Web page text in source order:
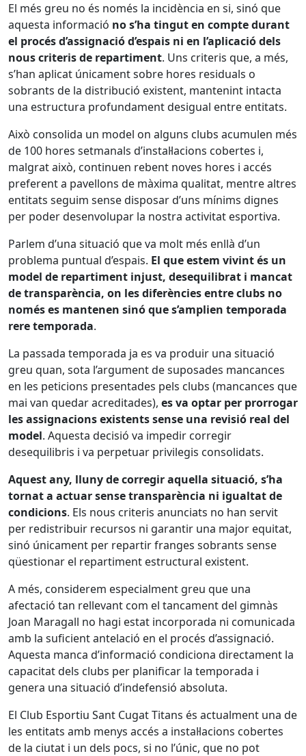
El més greu no és només la incidència en si, sinó que
aquesta informació no s’ha tingut en compte durant
el procés d’assignació d’espais ni en l’aplicació dels
nous criteris de repartiment. Uns criteris que, a més,
s’han aplicat únicament sobre hores residuals o
sobrants de la distribució existent, mantenint intacta
una estructura profundament desigual entre entitats.
Això consolida un model on alguns clubs acumulen més
de 100 hores setmanals d’instal·lacions cobertes i,
malgrat això, continuen rebent noves hores i accés
preferent a pavellons de màxima qualitat, mentre altres
entitats seguim sense disposar d’uns mínims dignes
per poder desenvolupar la nostra activitat esportiva.
Parlem d’una situació que va molt més enllà d’un
problema puntual d’espais. El que estem vivint és un
model de repartiment injust, desequilibrat i mancat
de transparència, on les diferències entre clubs no
només es mantenen sinó que s’amplien temporada
rere temporada.
La passada temporada ja es va produir una situació
greu quan, sota l’argument de suposades mancances
en les peticions presentades pels clubs (mancances que
mai van quedar acreditades), es va optar per prorrogar
les assignacions existents sense una revisió real del
model. Aquesta decisió va impedir corregir
desequilibris i va perpetuar privilegis consolidats.
Aquest any, lluny de corregir aquella situació, s’ha
tornat a actuar sense transparència ni igualtat de
condicions. Els nous criteris anunciats no han servit
per redistribuir recursos ni garantir una major equitat,
sinó únicament per repartir franges sobrants sense
qüestionar el repartiment estructural existent.
A més, considerem especialment greu que una
afectació tan rellevant com el tancament del gimnàs
Joan Maragall no hagi estat incorporada ni comunicada
amb la suficient antelació en el procés d’assignació.
Aquesta manca d’informació condiciona directament la
capacitat dels clubs per planificar la temporada i
genera una situació d’indefensió absoluta.
El Club Esportiu Sant Cugat Titans és actualment una de
les entitats amb menys accés a instal·lacions cobertes
de la ciutat i un dels pocs, si no l’únic, que no pot